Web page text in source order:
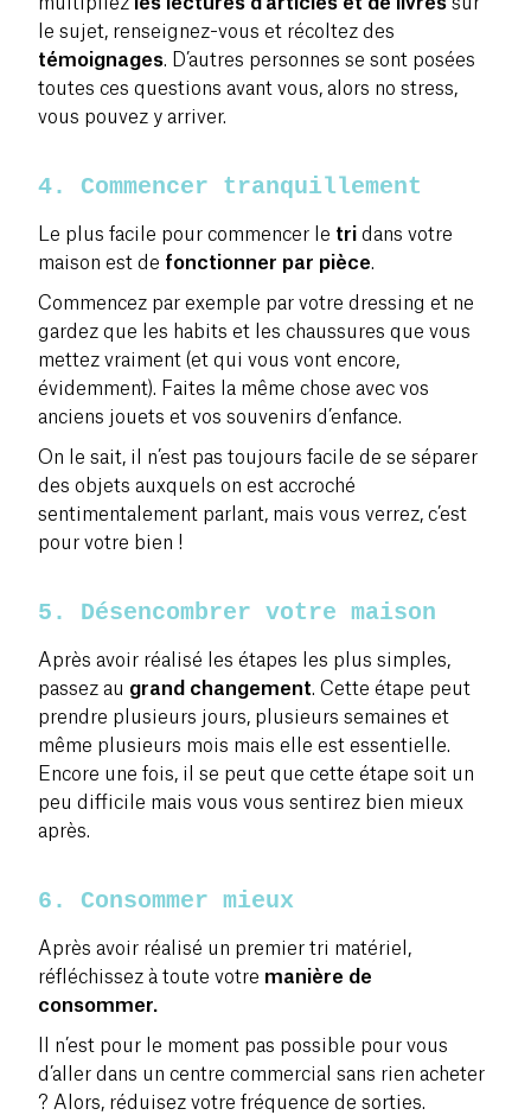
multipliez les lectures d’articles et de livres sur
le sujet, renseignez-vous et récoltez des
témoignages. D’autres personnes se sont posées
toutes ces questions avant vous, alors no stress,
vous pouvez y arriver.
4. Commencer tranquillement
Le plus facile pour commencer le tri dans votre
maison est de fonctionner par pièce.
Commencez par exemple par votre dressing et ne
gardez que les habits et les chaussures que vous
mettez vraiment (et qui vous vont encore,
évidemment). Faites la même chose avec vos
anciens jouets et vos souvenirs d’enfance.
On le sait, il n’est pas toujours facile de se séparer
des objets auxquels on est accroché
sentimentalement parlant, mais vous verrez, c’est
pour votre bien !
5. Désencombrer votre maison
Après avoir réalisé les étapes les plus simples,
passez au grand changement. Cette étape peut
prendre plusieurs jours, plusieurs semaines et
même plusieurs mois mais elle est essentielle.
Encore une fois, il se peut que cette étape soit un
peu difficile mais vous vous sentirez bien mieux
après.
6. Consommer mieux
Après avoir réalisé un premier tri matériel,
réfléchissez à toute votre manière de
consommer.
Il n’est pour le moment pas possible pour vous
d’aller dans un centre commercial sans rien acheter
? Alors, réduisez votre fréquence de sorties.